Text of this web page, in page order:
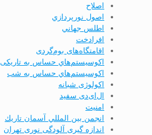
اصلاح
اصول نورپردازي
اطلس جهاني
افرادخت
اقامتگاه‌های بوم‌گردی
اکوسیستم‌هاي حساس به تاریکی
اکوسیستم‌هاي حساس به شب
اکولوژی شبانه
ال‌ای‌دی سفید
امنيت
انجمن بين المللي آسمان تاريك
اندازه گیری آلودگی نوری تهران